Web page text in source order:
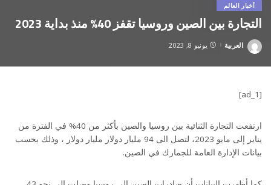
أخبار العالم
التجارة بين الصين وروسيا تقفز 40% منذ بداية 2023
Posted
العربية يونيو 8, 2023
[ad_1]
ارتفعت التجارة الثنائية بين روسيا والصين بأكثر من 40% في الفترة من
يناير إلى مايو 2023، لتصل الى 94 مليار دولار مليار دولار ، وذلك بحسب
بيانات الإدارة العامة للجمارك في الصين.